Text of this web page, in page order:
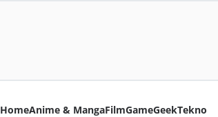
HomeAnime & MangaFilmGameGeekTekno